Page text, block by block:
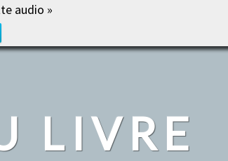
audio »
LIVRE